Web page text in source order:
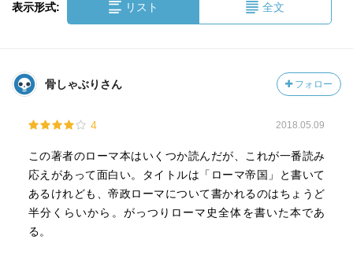
表示形式: リスト 全文
骨しゃぶりさん フォロー
4 2018.05.09
この著者のローマ本はいくつか読んだが、これが一番読み
応えがあって面白い。タイトルは「ローマ帝国」と書いて
あるけれども、帝政ローマについて書かれるのはちょうど
半分くらいから。がっつりローマ史全体を書いた本であ
る。